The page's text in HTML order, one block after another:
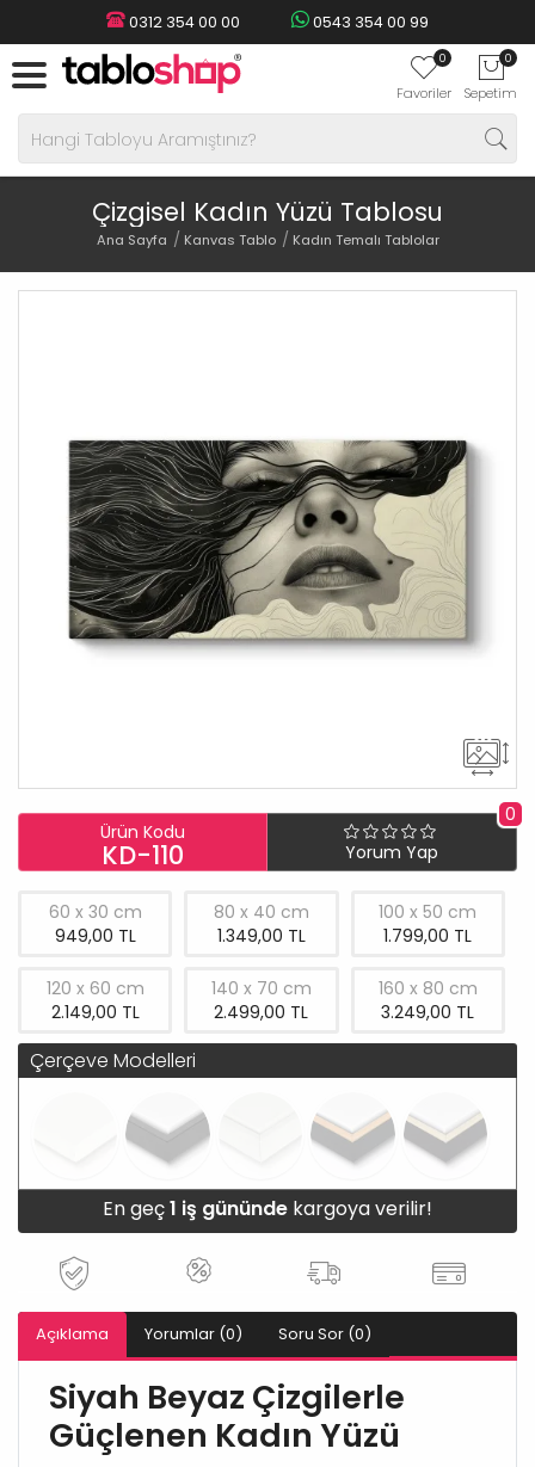
0312 354 00 00 0543 354 00 99
0
Favoriler
0
Sepetim
Çizgisel Kadın Yüzü Tablosu
Ana Sayfa Kanvas Tablo Kadın Temalı Tablolar
Ürün Kodu
KD-110
0
Yorum Yap
60 x 30 cm
949,00 TL
80 x 40 cm
1.349,00 TL
100 x 50 cm
1.799,00 TL
120 x 60 cm
2.149,00 TL
140 x 70 cm
2.499,00 TL
160 x 80 cm
3.249,00 TL
Çerçeve Modelleri
En geç1 iş gününde kargoya verilir!
Açıklama Yorumlar (0) Soru Sor (0)
Siyah Beyaz Çizgilerle
Güçlenen Kadın Yüzü